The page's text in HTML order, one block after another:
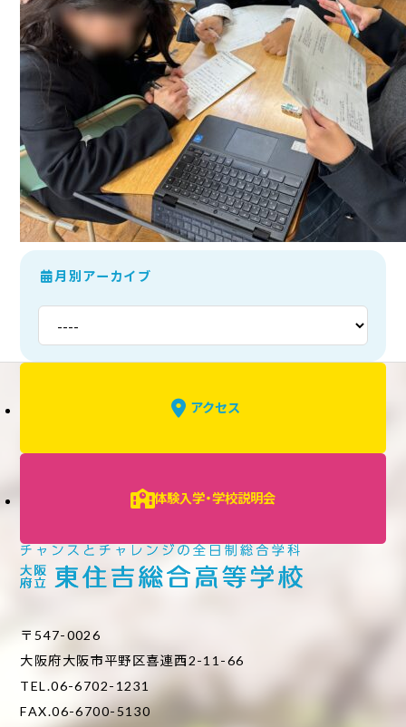
月別アーカイブ
アクセス
体験入学・学校説明会
〒547-0026
大阪府大阪市平野区喜連西2-11-66
TEL.06-6702-1231
FAX.06-6700-5130